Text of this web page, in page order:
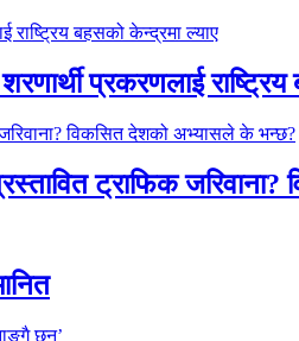
प्रकरणलाई
ट्राफिक